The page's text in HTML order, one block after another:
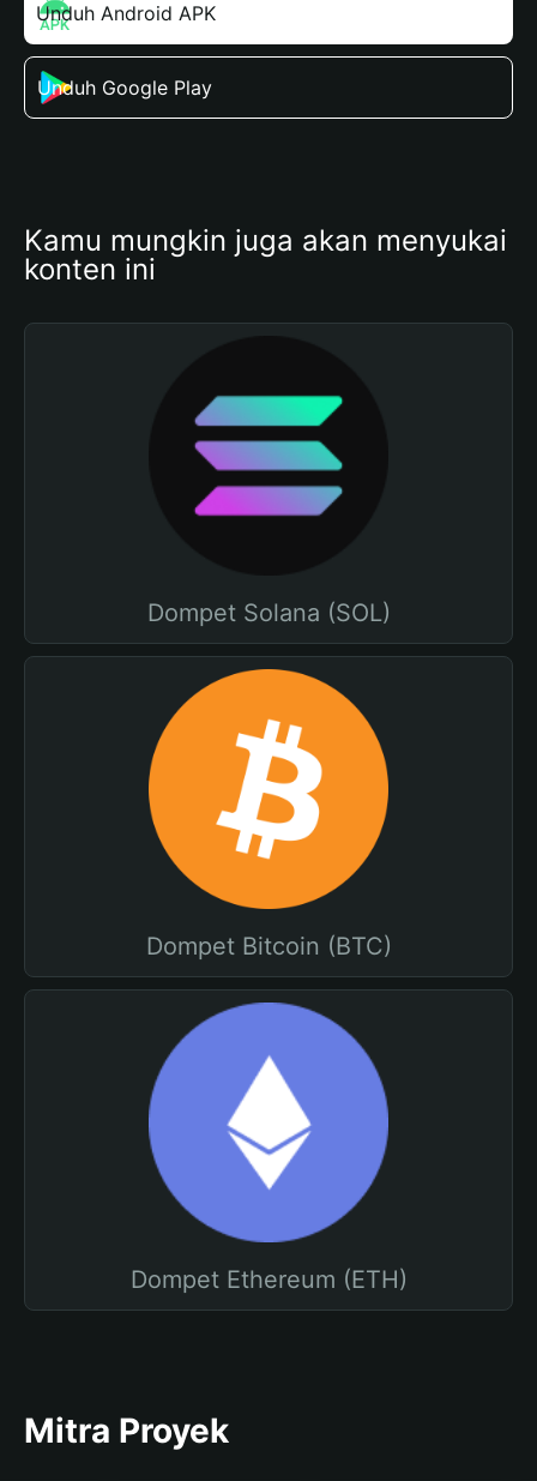
Unduh Android APK
Unduh Google Play
Kamu mungkin juga akan menyukai
konten ini
Dompet Solana (SOL)
Dompet Bitcoin (BTC)
Dompet Ethereum (ETH)
Mitra Proyek